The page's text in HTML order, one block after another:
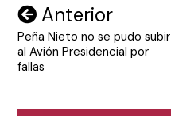
Navegación
de
entradas
Anterior
Peña Nieto no se pudo subir
al Avión Presidencial por
fallas